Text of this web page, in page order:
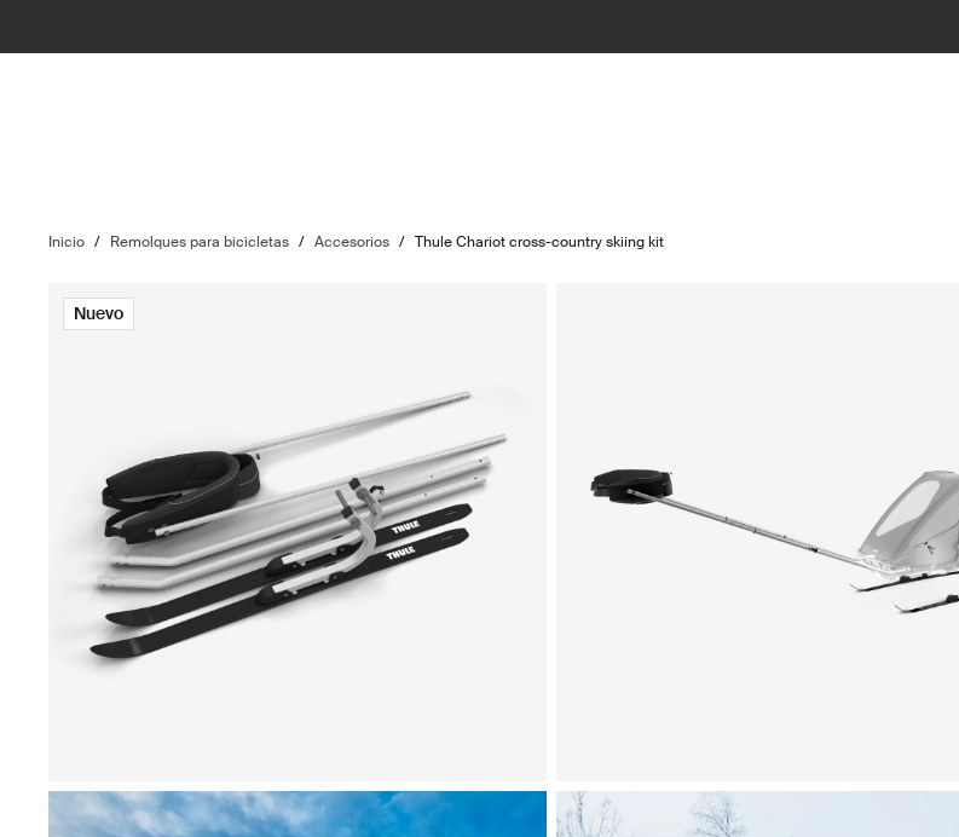
Inicio / Remolques para bicicletas / Accesorios / Thule Chariot cross-country skiing kit
Nuevo